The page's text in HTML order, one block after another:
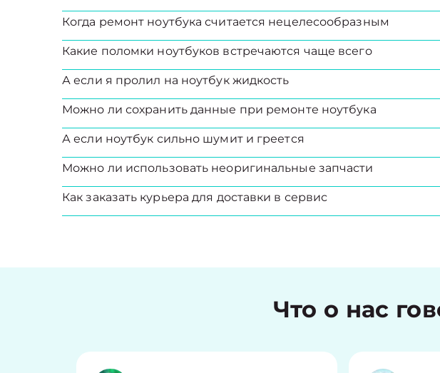
Когда ремонт ноутбука считается нецелесообразным
Какие поломки ноутбуков встречаются чаще всего
А если я пролил на ноутбук жидкость
Можно ли сохранить данные при ремонте ноутбука
А если ноутбук сильно шумит и греется
Можно ли использовать неоригинальные запчасти
Как заказать курьера для доставки в сервис
Что о нас